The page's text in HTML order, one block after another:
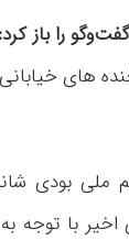
را باز کرد:
های
ملی بودی
با توجه به